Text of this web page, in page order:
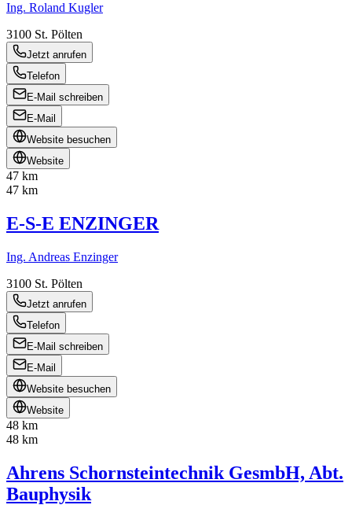
Ing. Roland Kugler
3100 St. Pölten
Jetzt anrufen
Telefon
E-Mail schreiben
E-Mail
Website besuchen
Website
47 km
47 km
E-S-E ENZINGER
Ing. Andreas Enzinger
3100 St. Pölten
Jetzt anrufen
Telefon
E-Mail schreiben
E-Mail
Website besuchen
Website
48 km
48 km
Ahrens Schornsteintechnik GesmbH, Abt.
Bauphysik